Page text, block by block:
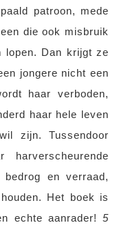
patroon, mede
die ook misbruik
lopen. Dan krijgt ze
jongere nicht een
haar verboden,
haar hele leven
zijn. Tussendoor
en verraad,
Het boek is
echte aanrader! 5